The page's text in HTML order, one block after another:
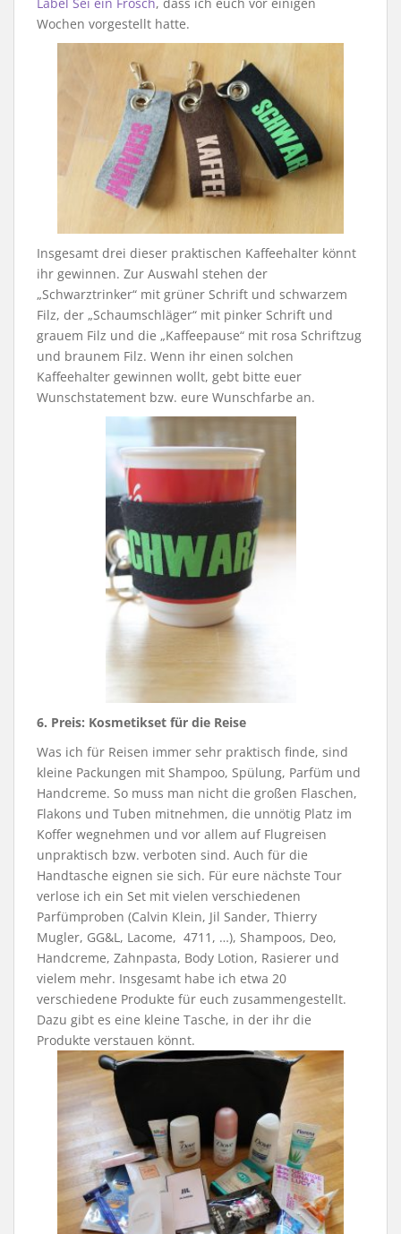
Wochen vorgestellt hatte.
Insgesamt drei dieser praktischen Kaffeehalter könnt
ihr gewinnen. Zur Auswahl stehen der
„Schwarztrinker“ mit grüner Schrift und schwarzem
Filz, der „Schaumschläger“ mit pinker Schrift und
grauem Filz und die „Kaffeepause“ mit rosa Schriftzug
und braunem Filz. Wenn ihr einen solchen
Kaffeehalter gewinnen wollt, gebt bitte euer
Wunschstatement bzw. eure Wunschfarbe an.
6. Preis: Kosmetikset für die Reise
Was ich für Reisen immer sehr praktisch finde, sind
kleine Packungen mit Shampoo, Spülung, Parfüm und
Handcreme. So muss man nicht die großen Flaschen,
Flakons und Tuben mitnehmen, die unnötig Platz im
Koffer wegnehmen und vor allem auf Flugreisen
unpraktisch bzw. verboten sind. Auch für die
Handtasche eignen sie sich. Für eure nächste Tour
verlose ich ein Set mit vielen verschiedenen
Parfümproben (Calvin Klein, Jil Sander, Thierry
Mugler, GG&L, Lacome, 4711, …), Shampoos, Deo,
Handcreme, Zahnpasta, Body Lotion, Rasierer und
vielem mehr. Insgesamt habe ich etwa 20
verschiedene Produkte für euch zusammengestellt.
Dazu gibt es eine kleine Tasche, in der ihr die
Produkte verstauen könnt.